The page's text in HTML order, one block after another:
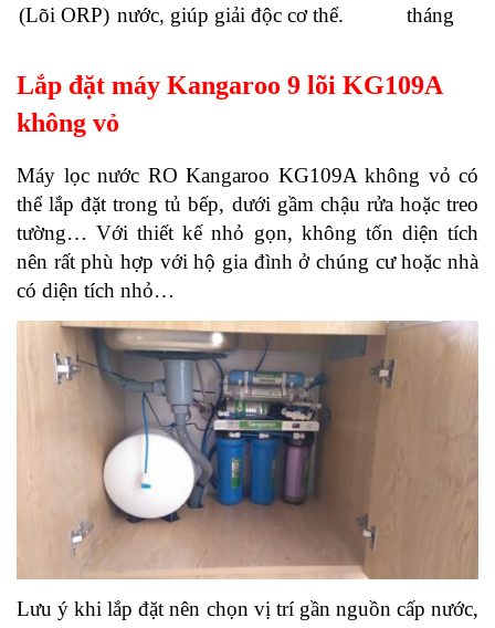
(Lõi ORP) nước, giúp giải độc cơ thể.
tháng
Lắp đặt máy Kangaroo 9 lõi KG109A
không vỏ
Máy lọc nước RO Kangaroo KG109A không vỏ có
thể lắp đặt trong tủ bếp, dưới gầm chậu rửa hoặc treo
tường… Với thiết kế nhỏ gọn, không tốn diện tích
nên rất phù hợp với hộ gia đình ở chúng cư hoặc nhà
có diện tích nhỏ…
Lưu ý khi lắp đặt nên chọn vị trí gần nguồn cấp nước,